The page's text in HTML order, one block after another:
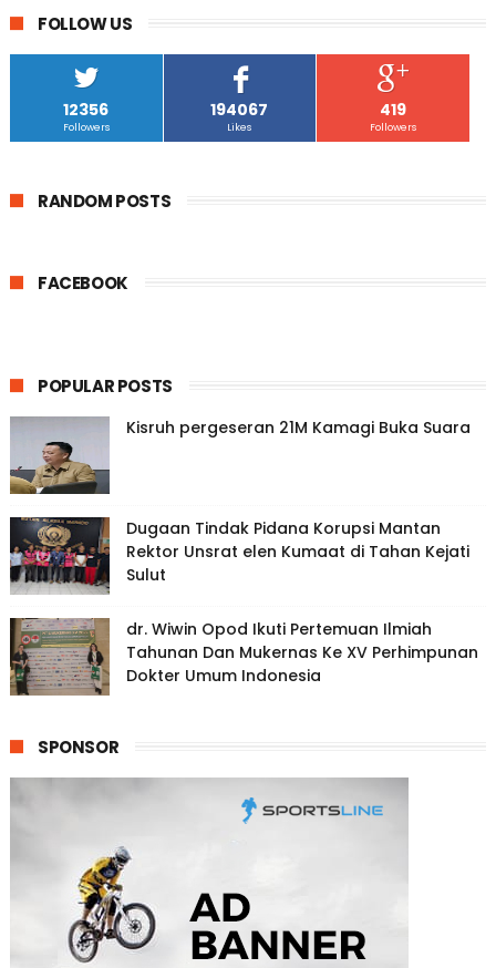
FOLLOW US
12356
Followers
194067
Likes
419
Followers
RANDOM POSTS
FACEBOOK
POPULAR POSTS
Kisruh pergeseran 21M Kamagi Buka Suara
Dugaan Tindak Pidana Korupsi Mantan
Rektor Unsrat elen Kumaat di Tahan Kejati
Sulut
dr. Wiwin Opod Ikuti Pertemuan Ilmiah
Tahunan Dan Mukernas Ke XV Perhimpunan
Dokter Umum Indonesia
SPONSOR